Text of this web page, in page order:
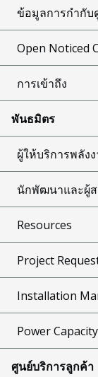
ข้อมูลการกำกับ
Open Noticed
การเข้าถึง
พันธมิตร
ผู้ให้บริการพลัง
นักพัฒนาและผู้ส
Resources
Project
Installation
Power
ศูนย์บริการลูกค้า